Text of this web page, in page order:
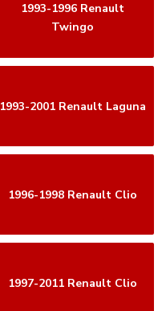
1993-1996 Renault
Twingo
1993-2001 Renault Laguna
1996-1998 Renault Clio
1997-2011 Renault Clio